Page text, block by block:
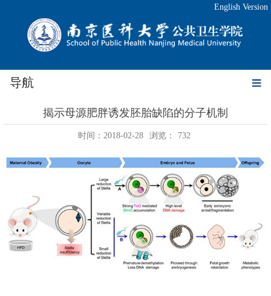
English Version
导航
揭示母源肥胖诱发胚胎缺陷的分子机制
时间：2018-02-28 浏览： 732